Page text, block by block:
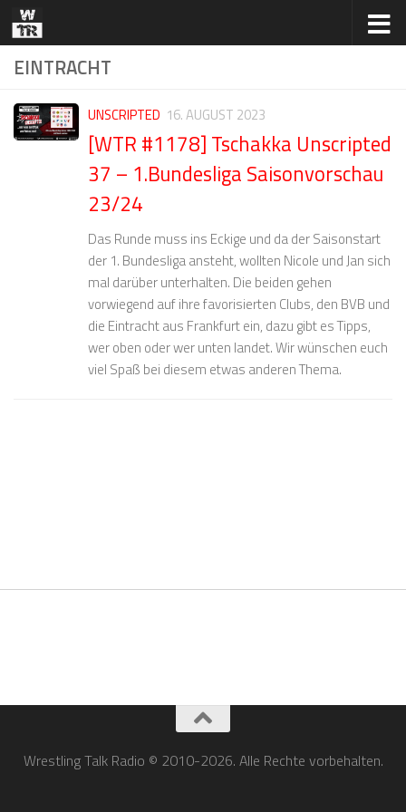
Zum Inhalt springen
EINTRACHT
UNSCRIPTED 16. AUGUST 2023
[WTR #1178] Tschakka Unscripted
37 – 1.Bundesliga Saisonvorschau
23/24
Das Runde muss ins Eckige und da der Saisonstart
der 1. Bundesliga ansteht, wollten Nicole und Jan sich
mal darüber unterhalten. Die beiden gehen
vorwiegend auf ihre favorisierten Clubs, den BVB und
die Eintracht aus Frankfurt ein, dazu gibt es Tipps,
wer oben oder wer unten landet. Wir wünschen euch
viel Spaß bei diesem etwas anderen Thema.
Wrestling Talk Radio © 2010-2026. Alle Rechte vorbehalten.